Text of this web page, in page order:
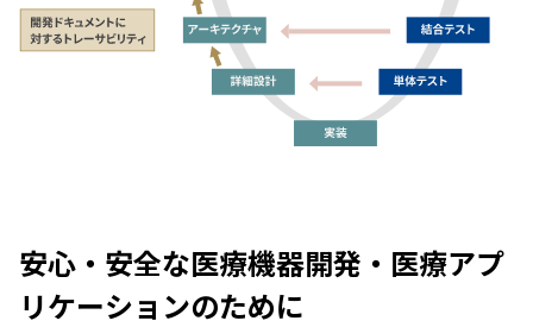
安心・安全な医療機器開発・医療アプ
リケーションのために